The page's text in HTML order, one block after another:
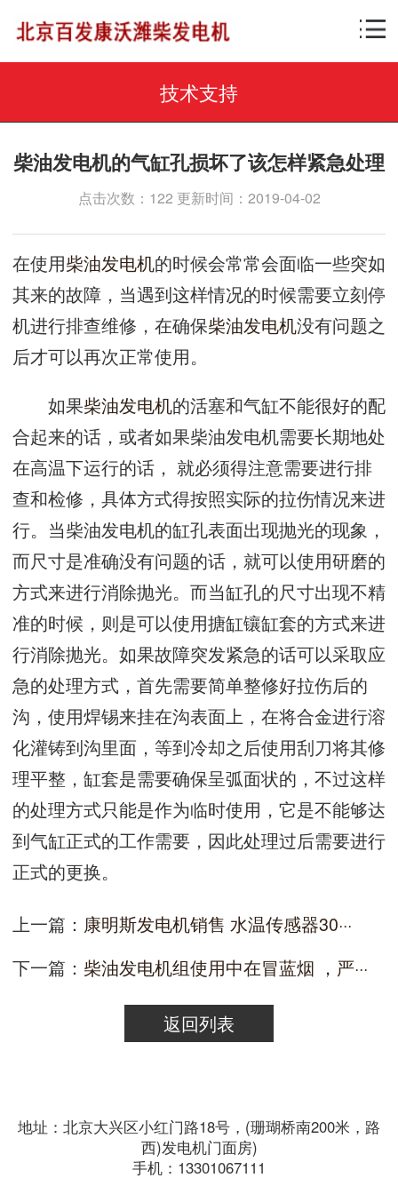
技术支持
柴油发电机的气缸孔损坏了该怎样紧急处理
点击次数：122 更新时间：2019-04-02
在使用柴油发电机的时候会常常会面临一些突如
其来的故障，当遇到这样情况的时候需要立刻停
机进行排查维修，在确保柴油发电机没有问题之
后才可以再次正常使用。
如果柴油发电机的活塞和气缸不能很好的配
合起来的话，或者如果柴油发电机需要长期地处
在高温下运行的话， 就必须得注意需要进行排
查和检修，具体方式得按照实际的拉伤情况来进
行。当柴油发电机的缸孔表面出现抛光的现象，
而尺寸是准确没有问题的话，就可以使用研磨的
方式来进行消除抛光。而当缸孔的尺寸出现不精
准的时候，则是可以使用搪缸镶缸套的方式来进
行消除抛光。如果故障突发紧急的话可以采取应
急的处理方式，首先需要简单整修好拉伤后的
沟，使用焊锡来挂在沟表面上，在将合金进行溶
化灌铸到沟里面，等到冷却之后使用刮刀将其修
理平整，缸套是需要确保呈弧面状的，不过这样
的处理方式只能是作为临时使用，它是不能够达
到气缸正式的工作需要，因此处理过后需要进行
正式的更换。
上一篇： 康明斯发电机销售 水温传感器30···
下一篇： 柴油发电机组使用中在冒蓝烟 ，严···
返回列表
地址：北京大兴区小红门路18号，(珊瑚桥南200米，路
西)发电机门面房)
手机：13301067111